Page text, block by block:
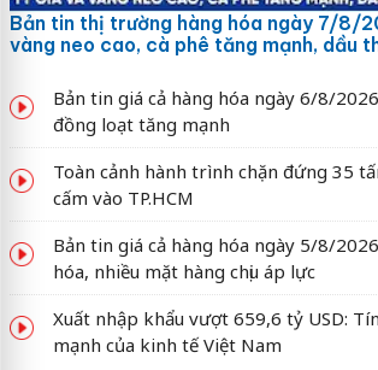
Bản tin thị trường hàng hóa ngày 7/8/
vàng neo cao, cà phê tăng mạnh, dầu
Bản tin giá cả hàng hóa ngày 6/8/
đồng loạt tăng mạnh
Toàn cảnh hành trình chặn đứng 35
cấm vào TP.HCM
Bản tin giá cả hàng hóa ngày 5/8/
hóa, nhiều mặt hàng chịu áp lực
Xuất nhập khẩu vượt 659,6 tỷ USD:
mạnh của kinh tế Việt Nam